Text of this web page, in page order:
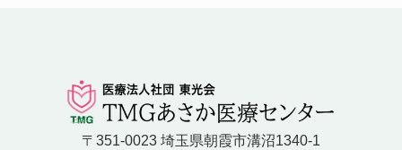
〒351-0023 埼玉県朝霞市溝沼1340-1